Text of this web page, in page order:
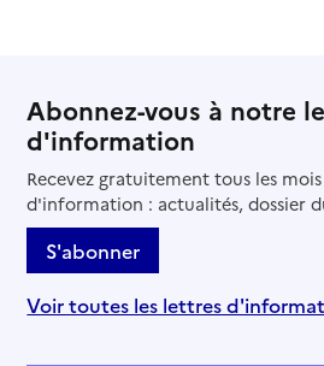
Abonnez-vous à notre
d'information
Recevez gratuitement tous les
d'information : actualités, dossier
S'abonner
Voir toutes les lettres